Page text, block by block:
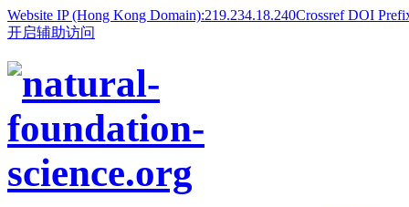
Website IP (Hong Kong Domain):219.234.18.240Crossref DOI
开启辅助访问